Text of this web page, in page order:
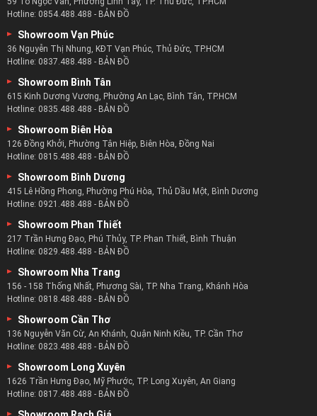
Hotline: 0854.488.488 - BẢN ĐỒ
Showroom Vạn Phúc
36 Nguyễn Thị Nhung, KĐT Vạn Phúc, Thủ Đức, TP.HCM
Hotline: 0837.488.488 - BẢN ĐỒ
Showroom Bình Tân
615 Kinh Dương Vương, Phường An Lạc, Bình Tân, TP.HCM
Hotline: 0835.488.488 - BẢN ĐỒ
Showroom Biên Hòa
126 Đồng Khởi, Phường Tân Hiệp, Biên Hòa, Đồng Nai
Hotline: 0815.488.488 - BẢN ĐỒ
Showroom Bình Dương
415 Lê Hồng Phong, Phường Phú Hòa, Thủ Dầu Một, Bình Dương
Hotline: 0921.488.488 - BẢN ĐỒ
Showroom Phan Thiết
217 Trần Hưng Đạo, Phú Thủy, TP. Phan Thiết, Bình Thuận
Hotline: 0829.488.488 - BẢN ĐỒ
Showroom Nha Trang
156 - 158 Thống Nhất, Phương Sài, TP. Nha Trang, Khánh Hòa
Hotline: 0818.488.488 - BẢN ĐỒ
Showroom Cần Thơ
136 Nguyễn Văn Cừ, An Khánh, Quận Ninh Kiều, TP. Cần Thơ
Hotline: 0823.488.488 - BẢN ĐỒ
Showroom Long Xuyên
1626 Trần Hưng Đạo, Mỹ Phước, TP. Long Xuyên, An Giang
Hotline: 0817.488.488 - BẢN ĐỒ